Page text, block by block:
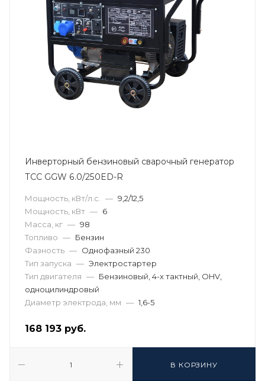
Инверторный бензиновый сварочный генератор
ТСС GGW 6.0/250ED-R
Мощность, кВт/л.с. — 9,2/12,5
Мощность, кВт — 6
Масса, кг — 98
Топливо — Бензин
Фазность — Однофазный 230
Тип запуска — Электростартер
Тип двигателя — Бензиновый, 4-х тактный, OHV,
одноцилиндровый
Диаметр электрода, мм — 1,6-5
168 193 руб.
В КОРЗИНУ